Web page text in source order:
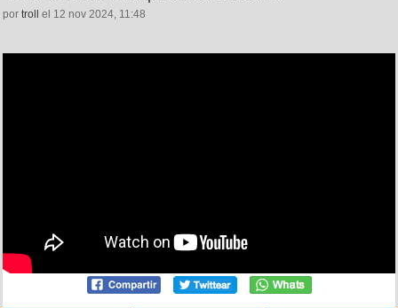
por troll el 12 nov 2024, 11:48